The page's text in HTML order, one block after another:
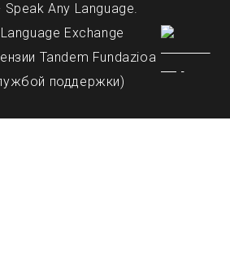
Any Language.
Exchange
Tandem Fundazioa
поддержки)